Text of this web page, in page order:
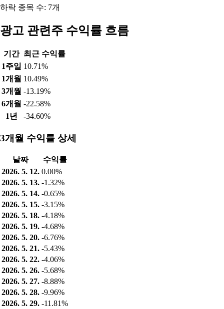
하락 종목 수: 7개
광고 관련주 수익률 흐름
기간 최근 수익률
1주일 10.71%
1개월 10.49%
3개월 -13.19%
6개월 -22.58%
1년
-34.60%
3개월 수익률 상세
날짜
수익률
2026. 5. 12. 0.00%
2026. 5. 13. -1.32%
2026. 5. 14. -0.65%
2026. 5. 15. -3.15%
2026. 5. 18. -4.18%
2026. 5. 19. -4.68%
2026. 5. 20. -6.76%
2026. 5. 21. -5.43%
2026. 5. 22. -4.06%
2026. 5. 26. -5.68%
2026. 5. 27. -8.88%
2026. 5. 28. -9.96%
2026. 5. 29. -11.81%